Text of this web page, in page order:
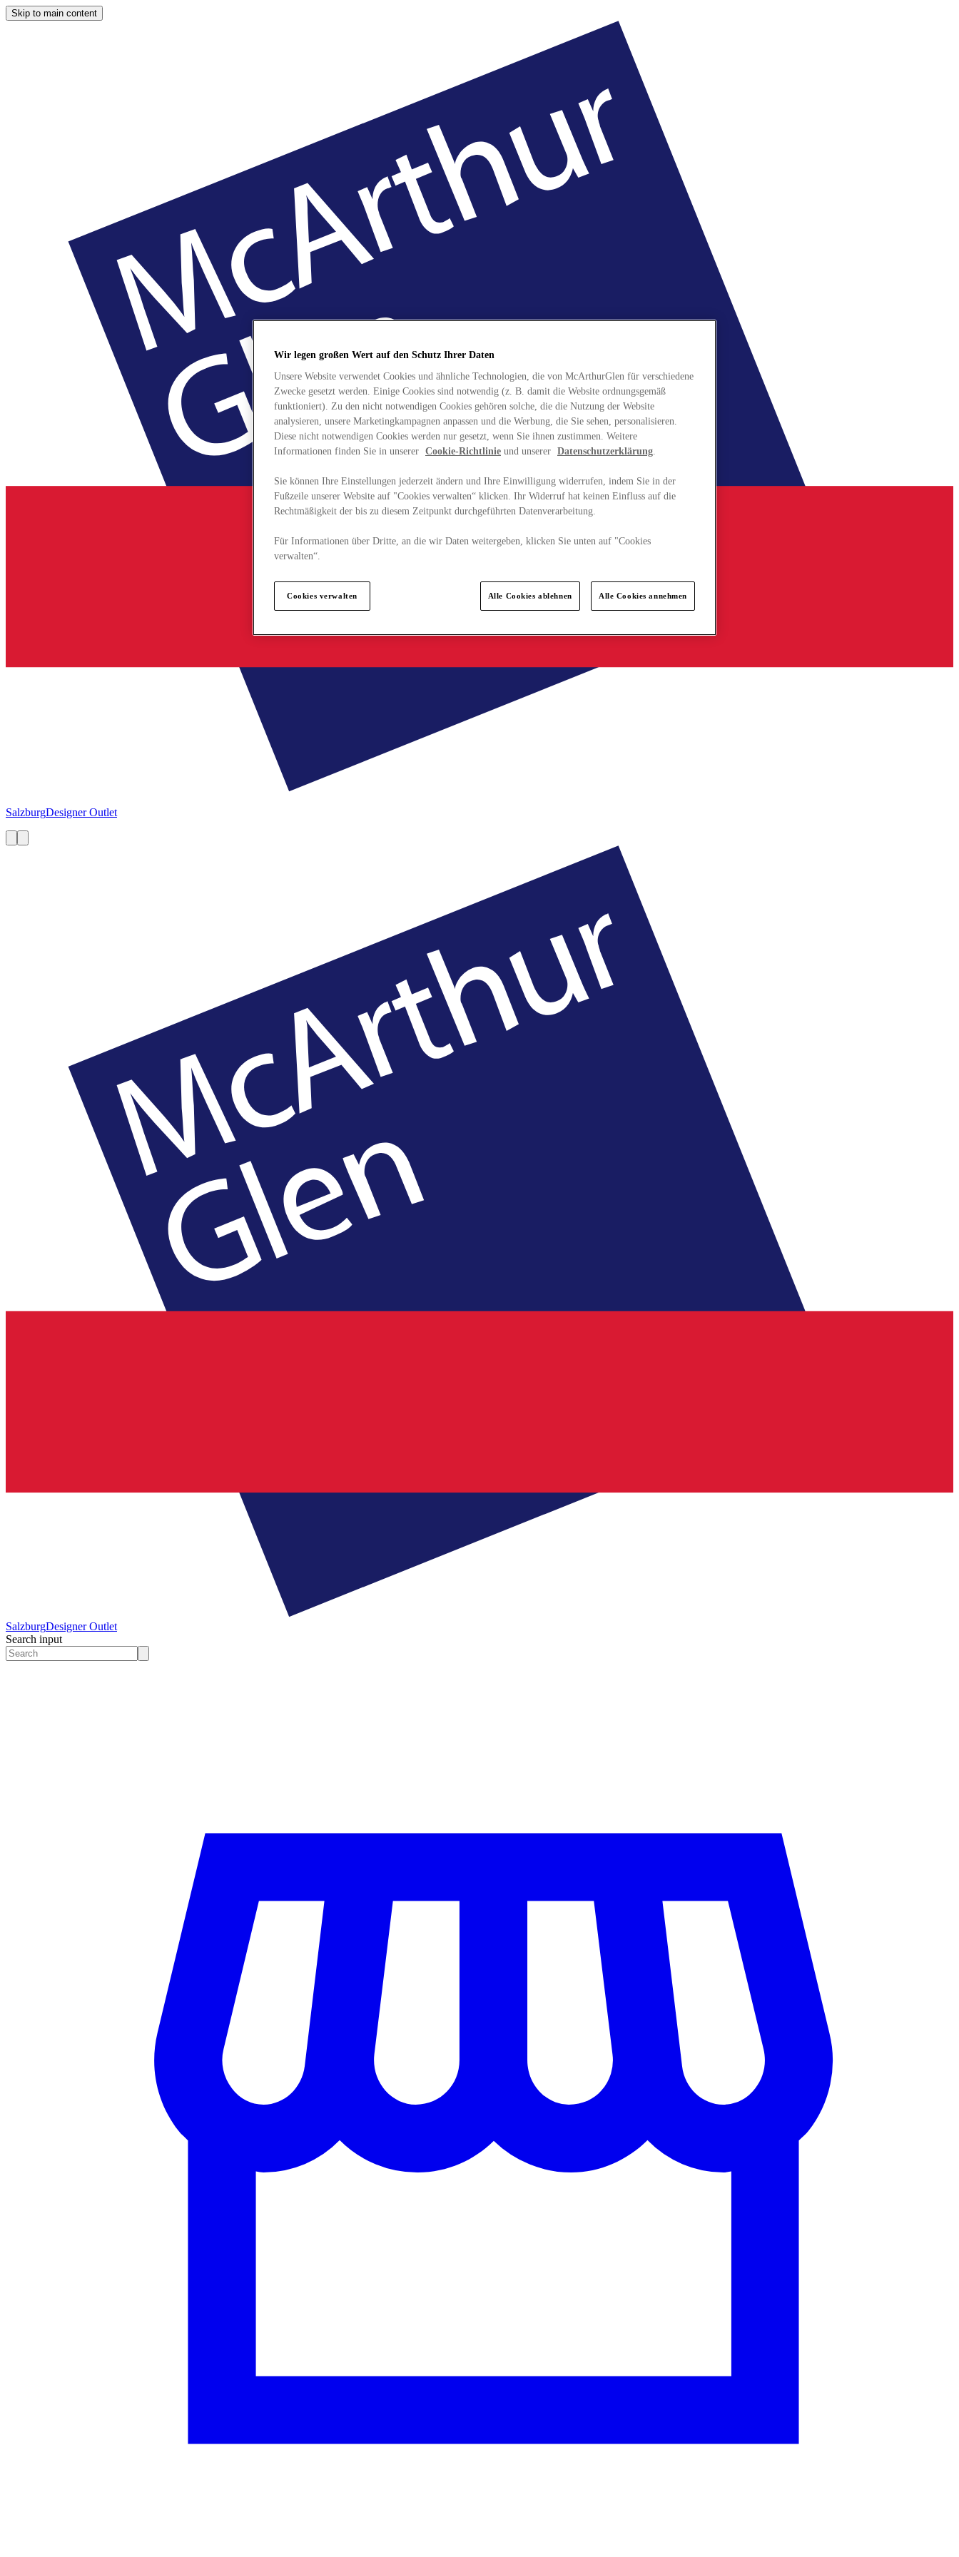
Skip to main content
SalzburgDesigner Outlet
SalzburgDesigner Outlet
Search input
Wir legen großen Wert auf den Schutz Ihrer Daten
Unsere Website verwendet Cookies und ähnliche Technologien, die von McArthurGlen für verschiedene
Zwecke gesetzt werden. Einige Cookies sind notwendig (z. B. damit die Website ordnungsgemäß
funktioniert). Zu den nicht notwendigen Cookies gehören solche, die die Nutzung der Website
analysieren, unsere Marketingkampagnen anpassen und die Werbung, die Sie sehen, personalisieren.
Diese nicht notwendigen Cookies werden nur gesetzt, wenn Sie ihnen zustimmen. Weitere
Informationen finden Sie in unserer Cookie-Richtlinie und unserer Datenschutzerklärung.
Sie können Ihre Einstellungen jederzeit ändern und Ihre Einwilligung widerrufen, indem Sie in der
Fußzeile unserer Website auf "Cookies verwalten“ klicken. Ihr Widerruf hat keinen Einfluss auf die
Rechtmäßigkeit der bis zu diesem Zeitpunkt durchgeführten Datenverarbeitung.
Für Informationen über Dritte, an die wir Daten weitergeben, klicken Sie unten auf "Cookies
verwalten“.
Cookies verwalten Alle Cookies ablehnen Alle Cookies annehmen